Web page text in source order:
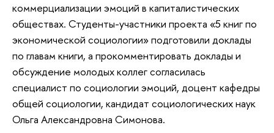
коммерциализации эмоций в капиталистических
обществах. Студенты-участники проекта «5 книг по
экономической социологии» подготовили доклады
по главам книги, а прокомментировать доклады и
обсуждение молодых коллег согласилась
специалист по социологии эмоций, доцент кафедры
общей социологии, кандидат социологических наук
Ольга Александровна Симонова.